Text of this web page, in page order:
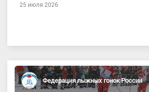
25 июля 2026
Федерация лыжных гонок России